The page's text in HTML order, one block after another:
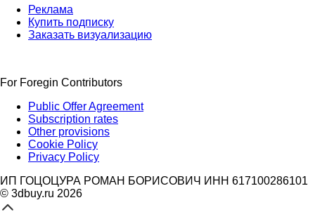
Реклама
Купить подписку
Заказать визуализацию
For Foregin Contributors
Public Offer Agreement
Subscription rates
Other provisions
Cookie Policy
Privacy Policy
ИП ГОЦОЦУРА РОМАН БОРИСОВИЧ ИНН 617100286101
© 3dbuy.ru 2026